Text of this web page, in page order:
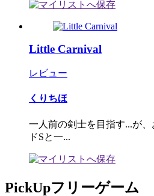
Little Carnival
レビュー
くりちほ
一人前の剣士を目指す...が
ドSと一...
PickUpフリーゲーム